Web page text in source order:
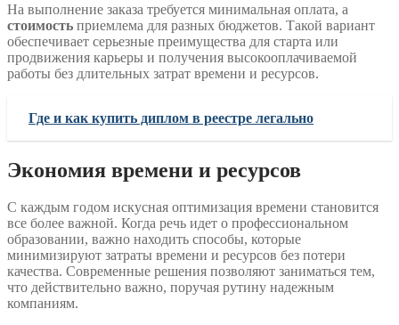
На выполнение заказа требуется минимальная оплата, а
стоимость приемлема для разных бюджетов. Такой вариант
обеспечивает серьезные преимущества для старта или
продвижения карьеры и получения высокооплачиваемой
работы без длительных затрат времени и ресурсов.
Где и как купить диплом в реестре легально
Экономия времени и ресурсов
С каждым годом искусная оптимизация времени становится
все более важной. Когда речь идет о профессиональном
образовании, важно находить способы, которые
минимизируют затраты времени и ресурсов без потери
качества. Современные решения позволяют заниматься тем,
что действительно важно, поручая рутину надежным
компаниям.